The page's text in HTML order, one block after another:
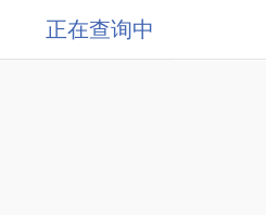
正在查询中